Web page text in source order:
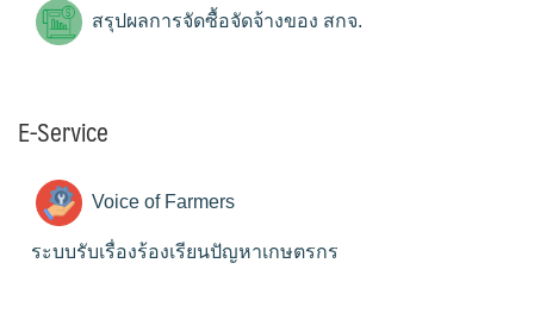
สรุปผลการจัดซื้อจัดจ้างของ สกจ.
E-Service
Voice of Farmers
ระบบรับเรื่องร้องเรียนปัญหาเกษตรกร